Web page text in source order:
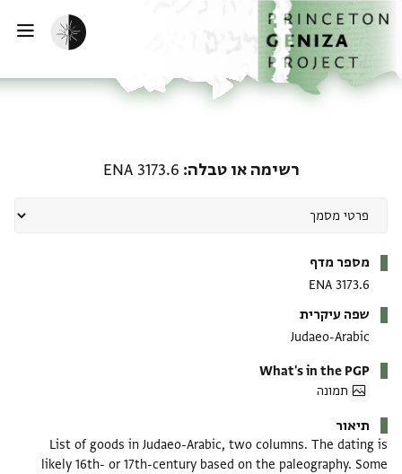
לתוכןהבית
הפעלת מצב כהה
רשימה או טבלה ENA 3173.6
מספר מדף
ENA 3173.6
שפה עיקרית
Judaeo-Arabic
What's in the PGP
תמונה
תיאור
List of goods in Judaeo-Arabic, two columns. The dating is
likely 16th- or 17th-century based on the paleography. Some